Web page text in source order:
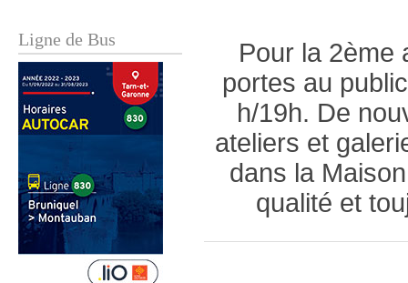
Ligne de Bus
Pour la 2ème
portes au
h/19h. De
ateliers et
dans la
qualité et